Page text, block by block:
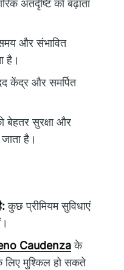
अंतर्दृष्टि को बढ़ाता
समय और संभावित
है।
केंद्र और समर्पित
बेहतर सुरक्षा और
है।
कुछ प्रीमियम सुविधाएं
Caudenzaके
लिए मुश्किल हो सकते